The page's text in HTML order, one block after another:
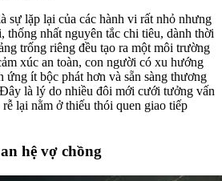
sự lặp lại của các hành vi rất nhỏ nhưng
thống nhất nguyên tắc chi tiêu, dành thời
trống riêng đều tạo ra một môi trường
xúc an toàn, con người có xu hướng
ứng ít bộc phát hơn và sẵn sàng thương
là lý do nhiều đôi mới cưới tưởng vấn
lại nằm ở thiếu thói quen giao tiếp
hệ vợ chồng